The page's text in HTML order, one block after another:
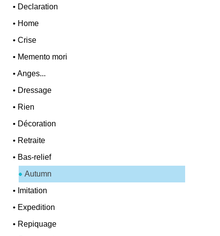
• Declaration
• Home
•Crise
• Memento mori
•Anges...
• Dressage
• Rien
• Décoration
• Retraite
• Bas-relief
Autumn
• Imitation
• Expedition
• Repiquage